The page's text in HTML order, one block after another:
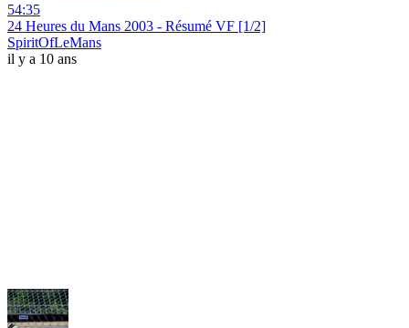
54:35
24 Heures du Mans 2003 - Résumé VF [1/2]
SpiritOfLeMans
il y a 10 ans